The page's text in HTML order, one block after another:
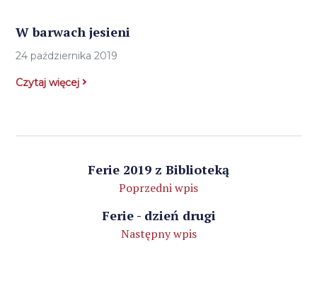
W barwach jesieni
24 października 2019
Czytaj więcej
Ferie 2019 z Biblioteką
Poprzedni wpis
Ferie - dzień drugi
Następny wpis